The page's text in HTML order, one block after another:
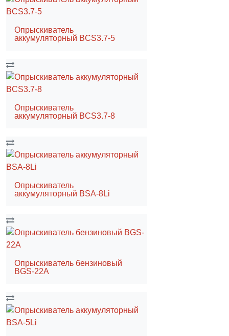
Опрыскиватель
аккумуляторный BCS3.7-5
Опрыскиватель
аккумуляторный BCS3.7-8
Опрыскиватель
аккумуляторный BSA-8Li
Опрыскиватель бензиновый
BGS-22A